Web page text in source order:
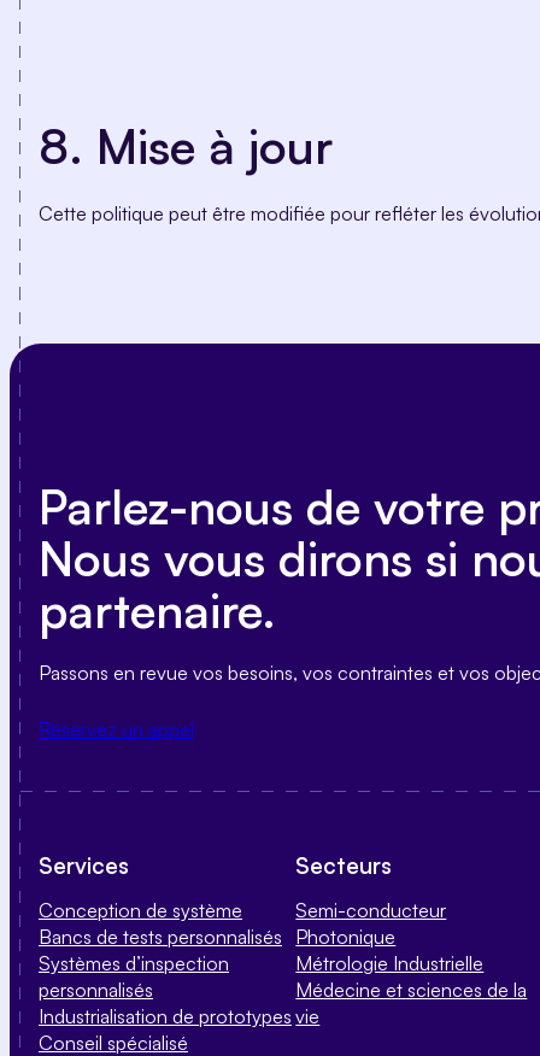
8. Mise à jour
Cette politique peut être modifiée pour refléter les
Parlez-nous de votre
Nous vous dirons si
partenaire.
Passons en revue vos besoins, vos contraintes et vos
Réservez un appel
Services
Conception de système
Bancs de tests personnalisés
Systèmes d’inspection
personnalisés
Industrialisation de prototypes
Conseil spécialisé
Secteurs
Semi-conducteur
Photonique
Métrologie Industrielle
Médecine et sciences de la
vie